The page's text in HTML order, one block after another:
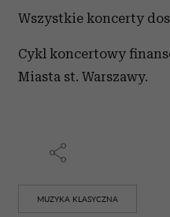
Wszystkie koncerty
Cykl koncertowy
Miasta st. Warszawy.
MUZYKA KLASYCZNA